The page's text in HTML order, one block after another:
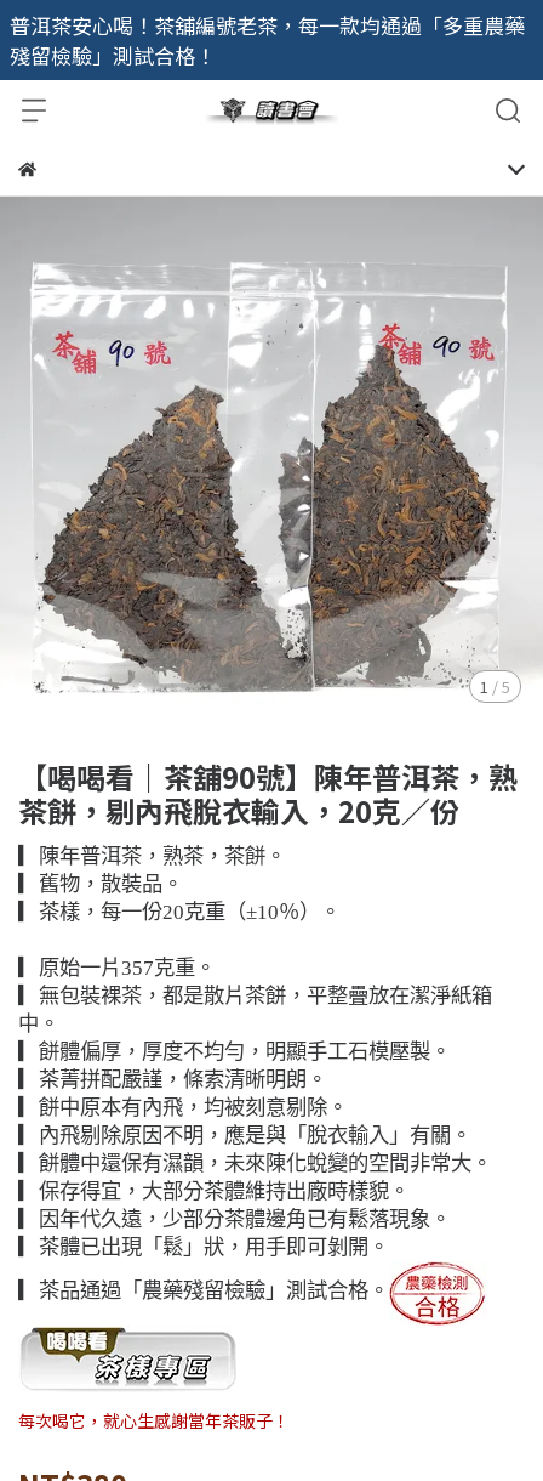
普洱茶安心喝！茶舖編號老茶，每一款均通過「多重農藥
殘留檢驗」測試合格！
1 /5
【喝喝看｜茶舖90號】陳年普洱茶，熟
茶餅，剔內飛脫衣輸入，20克／份
▎陳年普洱茶，熟茶，茶餅。
▎舊物，散裝品。
▎茶樣，每一份20克重（±10％）。
▎原始一片357克重。
▎無包裝裸茶，都是散片茶餅，平整疊放在潔淨紙箱
中。
▎餅體偏厚，厚度不均勻，明顯手工石模壓製。
▎茶菁拼配嚴謹，條索清晰明朗。
▎餅中原本有內飛，均被刻意剔除。
▎內飛剔除原因不明，應是與「脫衣輸入」有關。
▎餅體中還保有濕韻，未來陳化蛻變的空間非常大。
▎保存得宜，大部分茶體維持出廠時樣貌。
▎因年代久遠，少部分茶體邊角已有鬆落現象。
▎茶體已出現「鬆」狀，用手即可剝開。
▎茶品通過「農藥殘留檢驗」測試合格。
每次喝它，就心生感謝當年茶販子！